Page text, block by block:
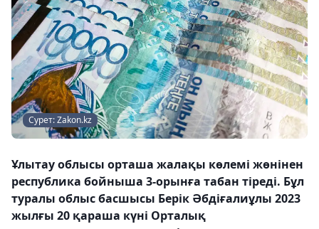
Сурет: Zakon.kz
Ұлытау облысы орташа жалақы көлемі жөнінен
республика бойныша 3-орынға табан тіреді. Бұл
туралы облыс басшысы Берік Әбдіғалиұлы 2023
жылғы 20 қараша күні Орталық